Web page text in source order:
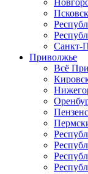
Санкт-
Приволжье
Всё